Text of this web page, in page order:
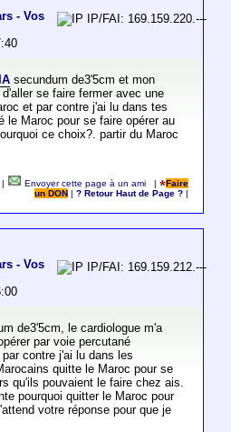
- Vos
IP/FAI: 169.159.220.---
secundum de3'5cm et mon
se faire fermer avec une
et par contre j'ai lu dans tes
le Maroc pour se faire opérer au
ce choix?. partir du Maroc
Envoyer cette page à un ami |
Faire
un DON
|? Retour Haut de Page ?
- Vos
IP/FAI: 169.159.212.---
de3'5cm, le cardiologue m'a
par voie percutané
contre j'ai lu dans les
quitte le Maroc pour se
qu'ils pouvaient le faire chez ais.
pourquoi quitter le Maroc pour
votre réponse pour que je